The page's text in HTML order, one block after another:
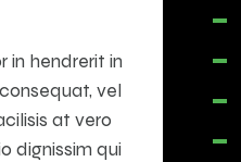
in hendrerit in
vel
at vero
dignissim qui